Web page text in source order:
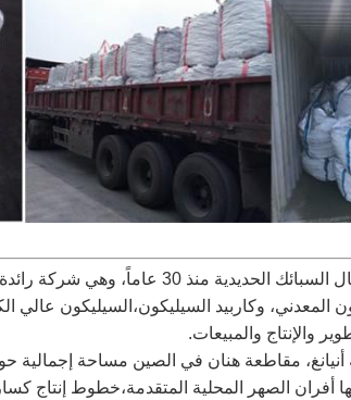
"زينان" تعمل في مجال السبائك
المعدني، وكاربيد السيليكون،السيليكون
والإنتاج والمبيعات.